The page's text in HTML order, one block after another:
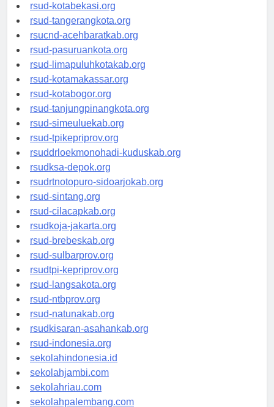
rsud-tangerangkab.org
rsud-kotabekasi.org
rsud-tangerangkota.org
rsucnd-acehbaratkab.org
rsud-pasuruankota.org
rsud-limapuluhkotakab.org
rsud-kotamakassar.org
rsud-kotabogor.org
rsud-tanjungpinangkota.org
rsud-simeuluekab.org
rsud-tpikepriprov.org
rsuddrloekmonohadi-kuduskab.org
rsudksa-depok.org
rsudrtnotopuro-sidoarjokab.org
rsud-sintang.org
rsud-cilacapkab.org
rsudkoja-jakarta.org
rsud-brebeskab.org
rsud-sulbarprov.org
rsudtpi-kepriprov.org
rsud-langsakota.org
rsud-ntbprov.org
rsud-natunakab.org
rsudkisaran-asahankab.org
rsud-indonesia.org
sekolahindonesia.id
sekolahjambi.com
sekolahriau.com